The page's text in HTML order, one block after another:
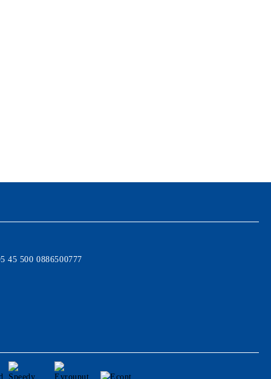
45 500 0886500777